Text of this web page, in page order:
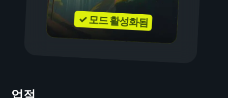
✓ 모드 활성화됨
업적